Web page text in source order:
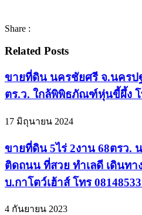
Share :
Related Posts
ขายที่ดิน นครชัยศรี จ.นครป
ตร.ว. ใกล้พิพิธภัณฑ์หุ่นขี้ผึ้ง โ
17 มิถุนายน 2024
ขายที่ดิน 5ไร่ 2งาน 68ตรว.
ติดถนน ที่สวย ทำเลดี เดินทา
บ.กาโตว์เฮ้าส์ โทร
4 กันยายน 2023